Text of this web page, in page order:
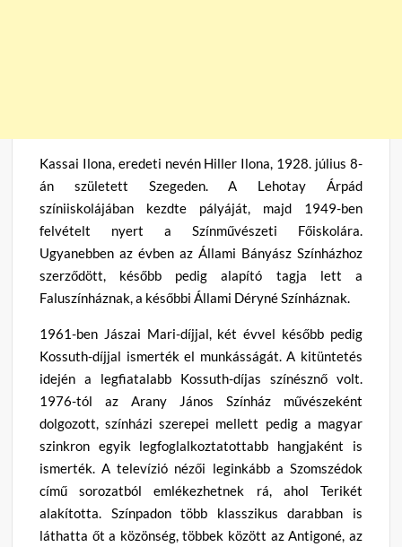
Kassai Ilona, eredeti nevén Hiller Ilona, 1928. július 8-
án született Szegeden. A Lehotay Árpád
színiiskolájában kezdte pályáját, majd 1949-ben
felvételt nyert a Színművészeti Főiskolára.
Ugyanebben az évben az Állami Bányász Színházhoz
szerződött, később pedig alapító tagja lett a
Faluszínháznak, a későbbi Állami Déryné Színháznak.
1961-ben Jászai Mari-díjjal, két évvel később pedig
Kossuth-díjjal ismerték el munkásságát. A kitüntetés
idején a legfiatalabb Kossuth-díjas színésznő volt.
1976-tól az Arany János Színház művészeként
dolgozott, színházi szerepei mellett pedig a magyar
szinkron egyik legfoglalkoztatottabb hangjaként is
ismerték. A televízió nézői leginkább a Szomszédok
című sorozatból emlékezhetnek rá, ahol Terikét
alakította. Színpadon több klasszikus darabban is
láthatta őt a közönség, többek között az Antigoné, az